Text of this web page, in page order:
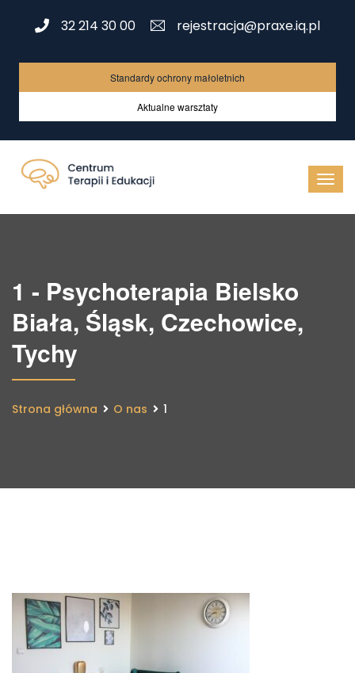
32 214 30 00 rejestracja@praxe.iq.pl
Standardy ochrony małoletnich
Aktualne warsztaty
1 - Psychoterapia Bielsko
Biała, Śląsk, Czechowice,
Tychy
Strona główna O nas 1